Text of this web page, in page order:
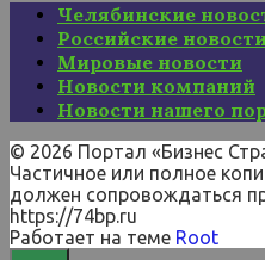
Челябинские
Российские новости
Мировые новости
Новости компаний
Новости нашего
© 2026 Портал «Бизнес
Частичное или полное
должен сопровождаться
https://74bp.ru
Работает на теме Root